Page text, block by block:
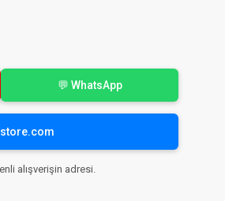
💬 WhatsApp
alışverişin adresi.